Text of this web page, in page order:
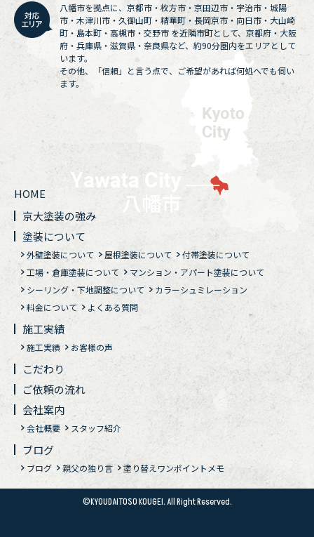
八幡市を拠点に、京都市・枚方市・京田辺市・宇治市・城陽
市・木津川市・久御山町・精華町・長岡京市・向日市・大山崎
町・島本町・高槻市・交野市 を近隣市町として、京都府・大阪
府・兵庫県・滋賀県・奈良県など、約90分圏内をエリアとして
います。
その他、「信頼」と言う点で、ご希望があれば何処へでも伺い
ます。
HOME
京大塗装の強み
塗装について
外壁塗装について 屋根塗装について
付帯塗装について
工場・倉庫塗装について
マンション・アパート塗装について
シーリング・下地調整について
カラーシュミレーション
料金について
よくある質問
施工実績
施工実績 お客様の声
こだわり
ご依頼の流れ
会社案内
会社概要 スタッフ紹介
ブログ
ブログ 親父の独り言 塗り替えワンポイントメモ
©KYOUDAITOSO KOUGEI. All Right Reserved.